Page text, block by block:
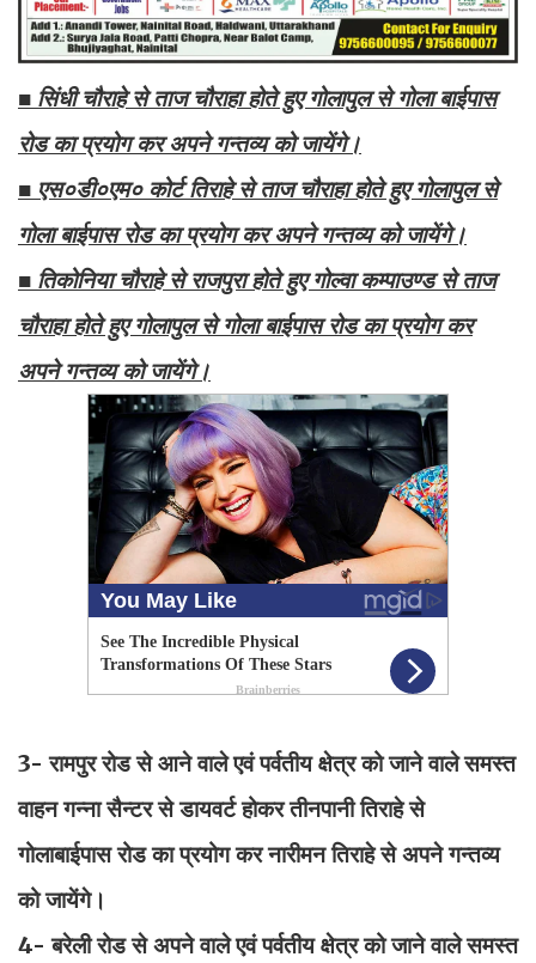
■ सिंधी चौराहे से ताज चौराहा होते हुए गोलापुल से गोला बाईपास
रोड का प्रयोग कर अपने गन्तव्य को जायेंगे।
■ एस०डी०एम० कोर्ट तिराहे से ताज चौराहा होते हुए गोलापुल से
गोला बाईपास रोड का प्रयोग कर अपने गन्तव्य को जायेंगे।
■ तिकोनिया चौराहे से राजपुरा होते हुए गोल्वा कम्पाउण्ड से ताज
चौराहा होते हुए गोलापुल से गोला बाईपास रोड का प्रयोग कर
अपने गन्तव्य को जायेंगे।
3- रामपुर रोड से आने वाले एवं पर्वतीय क्षेत्र को जाने वाले समस्त
वाहन गन्ना सैन्टर से डायवर्ट होकर तीनपानी तिराहे से
गोलाबाईपास रोड का प्रयोग कर नारीमन तिराहे से अपने गन्तव्य
को जायेंगे।
4- बरेली रोड से अपने वाले एवं पर्वतीय क्षेत्र को जाने वाले समस्त